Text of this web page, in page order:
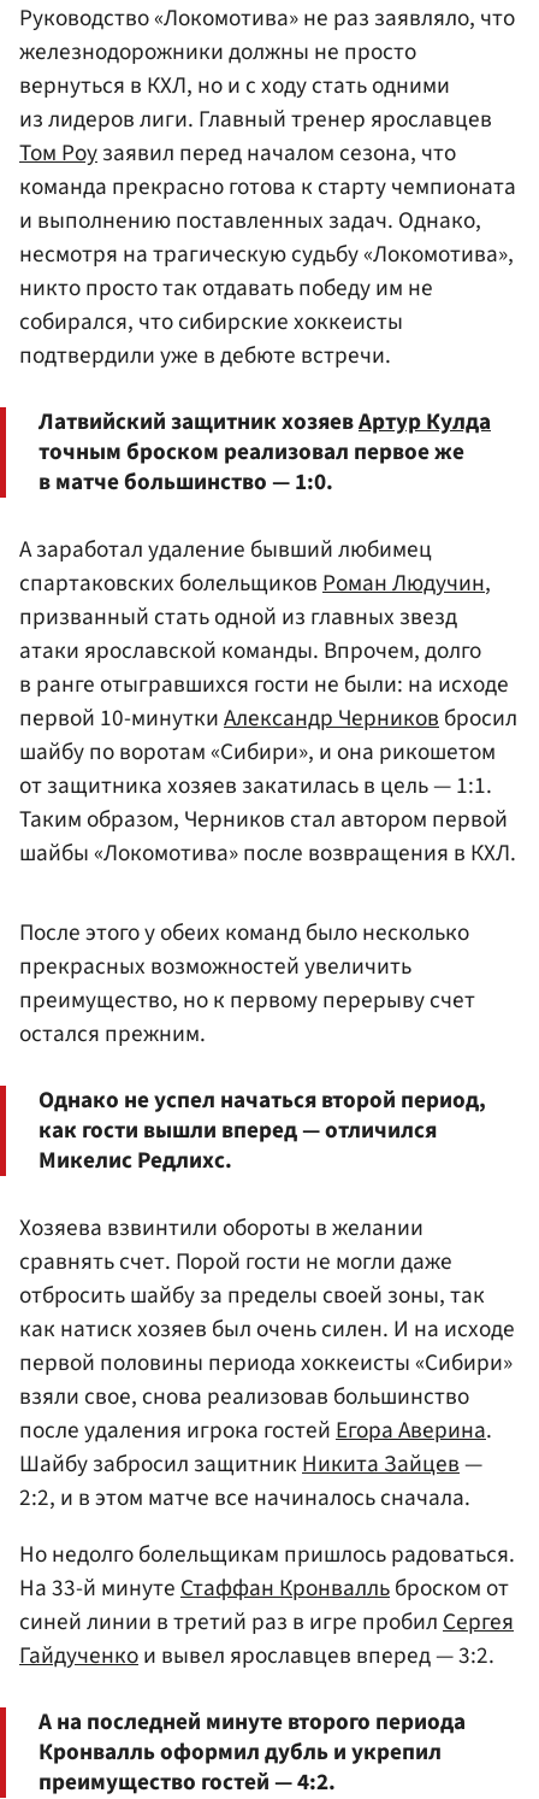
Руководство «Локомотива» не раз заявляло, что
железнодорожники должны не просто
вернуться в КХЛ, но и с ходу стать одними
из лидеров лиги. Главный тренер ярославцев
Том Роузаявил перед началом сезона, что
команда прекрасно готова к старту чемпионата
и выполнению поставленных задач. Однако,
несмотря на трагическую судьбу «Локомотива»,
никто просто так отдавать победу им не
собирался, что сибирские хоккеисты
подтвердили уже в дебюте встречи.
Латвийский защитник хозяевАртур Кулда
точным броском реализовал первое же
в матче большинство — 1:0.
А заработал удаление бывший любимец
спартаковских болельщиковРоман Людучин,
призванный стать одной из главных звезд
атаки ярославской команды. Впрочем, долго
в ранге отыгравшихся гости не были: на исходе
первой 10-минуткиАлександр Черниковбросил
шайбу по воротам «Сибири», и она рикошетом
от защитника хозяев закатилась в цель — 1:1.
Таким образом, Черников стал автором первой
шайбы «Локомотива» после возвращения в КХЛ.
После этого у обеих команд было несколько
прекрасных возможностей увеличить
преимущество, но к первому перерыву счет
остался прежним.
Однако не успел начаться второй период,
как гости вышли вперед — отличился
Микелис Редлихс.
Хозяева взвинтили обороты в желании
сравнять счет. Порой гости не могли даже
отбросить шайбу за пределы своей зоны, так
как натиск хозяев был очень силен. И на исходе
первой половины периода хоккеисты «Сибири»
взяли свое, снова реализовав большинство
после удаления игрока гостейЕгора Аверина.
Шайбу забросил защитникНикита Зайцев—
2:2, и в этом матче все начиналось сначала.
Но недолго болельщикам пришлось радоваться.
На 33-й минутеСтаффан Кронвалльброском от
синей линии в третий раз в игре пробилСергея
Гайдученкои вывел ярославцев вперед — 3:2.
А на последней минуте второго периода
Кронвалль оформил дубль и укрепил
преимущество гостей — 4:2.